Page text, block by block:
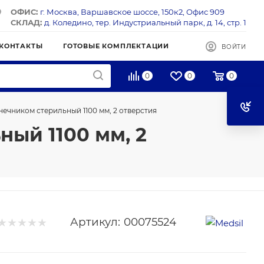
ОФИС: г. Москва, Варшавское шоссе, 150к2, Офис 909
СКЛАД: д. Коледино, тер. Индустриальный парк, д. 14, стр. 1
КОНТАКТЫ ГОТОВЫЕ КОМПЛЕКТАЦИИ ВОЙТИ
0 0 0
стерильный 1100 мм, 2 отверстия
1100 мм, 2
Артикул: 00075524